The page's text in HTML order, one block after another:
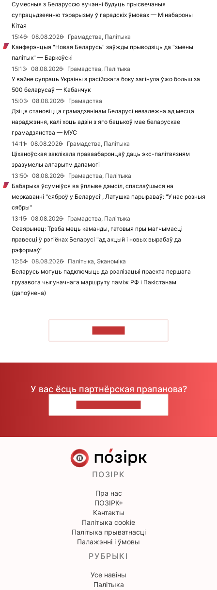
Сумесныя з Беларуссю вучэнні будуць прысвечаныя
супрацьдзеянню тэрарызму ў гарадскіх ўмовах — Мінабароны
Кітая
15:46
08.08.2026
Грамадства, Палітыка
Канферэнцыя "Новая Беларусь" заўжды прыводзіць да "змены
палітык" — Баркоўскі
15:13
08.08.2026
Грамадства, Палітыка
У вайне супраць Украіны з расійскага боку загінула ўжо больш за
500 беларусаў — Кабанчук
15:03
08.08.2026
Грамадства
Дзіця становіцца грамадзянінам Беларусі незалежна ад месца
нараджэння, калі хоць адзін з яго бацькоў мае беларускае
грамадзянства — МУС
14:11
08.08.2026
Грамадства, Палітыка
Ціханоўская заклікала праваабаронцаў даць экс-палітвязням
зразумелы алгарытм дапамогі
13:50
08.08.2026
Грамадства, Палітыка
Бабарыка ўсумніўся ва ўплыве дэмсіл, спаслаўшыся на
меркаванні "сяброў у Беларусі", Латушка парыраваў: "У нас розныя
сябры"
13:15
08.08.2026
Грамадства, Палітыка
Севярынец: Трэба мець каманды, гатовыя пры магчымасці
правесці ў рэгіёнах Беларусі "ад акцый і новых вырабаў да
рэформаў"
12:54
08.08.2026
Палітыка, Эканоміка
Беларусь могуць падключыць да рэалізацыі праекта першага
грузавога чыгуначнага маршруту паміж РФ і Пакістанам
(дапоўнена)
У вас ёсць партнёрская прапанова?
ПОЗІРК
Пра нас
ПОЗІРК+
Кантакты
Палітыка cookie
Палітыка прыватнасці
Палажэнні і ўмовы
РУБРЫКІ
Усе навіны
Палітыка